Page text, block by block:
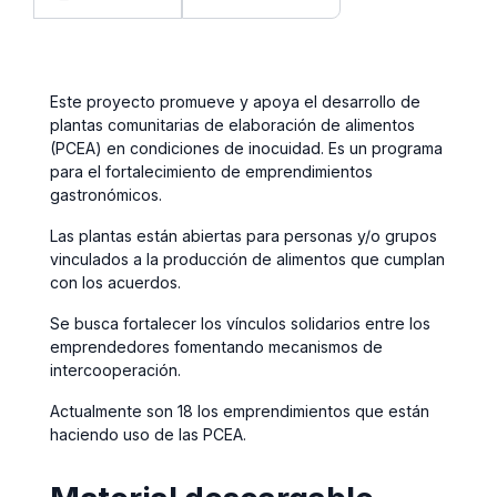
Este proyecto promueve y apoya el desarrollo de
plantas comunitarias de elaboración de alimentos
(PCEA) en condiciones de inocuidad. Es un programa
para el fortalecimiento de emprendimientos
gastronómicos.
Las plantas están abiertas para personas y/o grupos
vinculados a la producción de alimentos que cumplan
con los acuerdos.
Se busca fortalecer los vínculos solidarios entre los
emprendedores fomentando mecanismos de
intercooperación.
Actualmente son 18 los emprendimientos que están
haciendo uso de las PCEA.